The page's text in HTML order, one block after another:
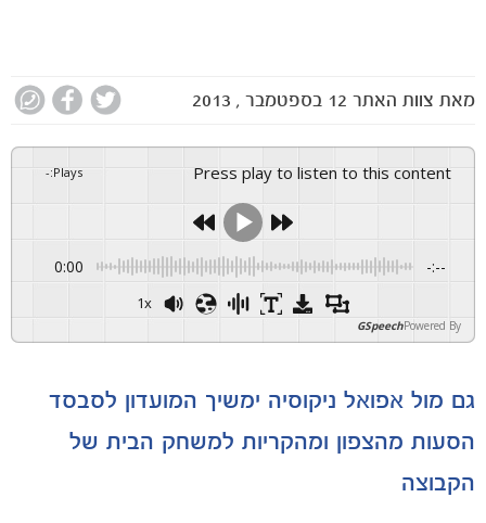
מאת צוות האתר 12 בספטמבר , 2013
Press play to listen to this content
Plays
:
-
0:00 -:--
1x
Powered By
GSpeech
גם מול אפואל ניקוסיה ימשיך המועדון לסבסד
הסעות מהצפון ומהקריות למשחק הבית של
הקבוצה